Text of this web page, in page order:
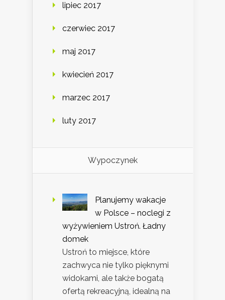
lipiec 2017
czerwiec 2017
maj 2017
kwiecień 2017
marzec 2017
luty 2017
Wypoczynek
Planujemy wakacje
w Polsce – noclegi z
wyżywieniem Ustroń. Ładny
domek
Ustroń to miejsce, które
zachwyca nie tylko pięknymi
widokami, ale także bogatą
ofertą rekreacyjną, idealną na